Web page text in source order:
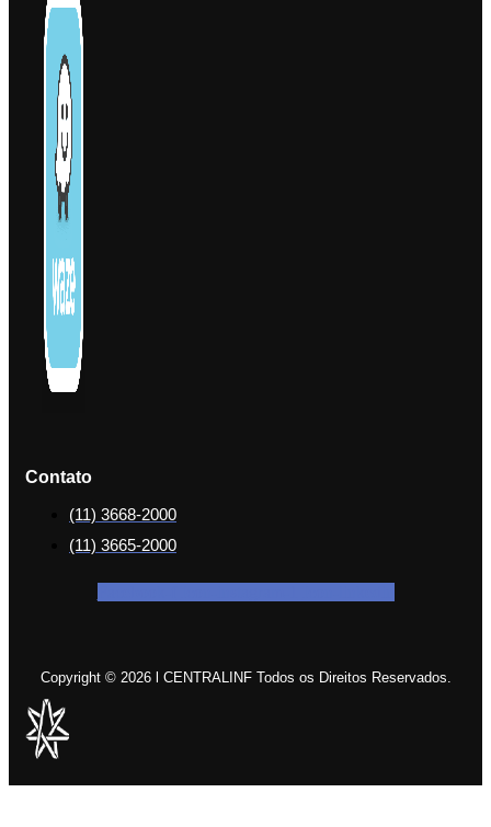
Contato
(11) 3668-2000
(11) 3665-2000
Copyright © 2026 l CENTRALINF Todos os Direitos Reservados.